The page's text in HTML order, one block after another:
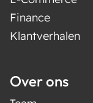
Finance
Klantverhalen
Over ons